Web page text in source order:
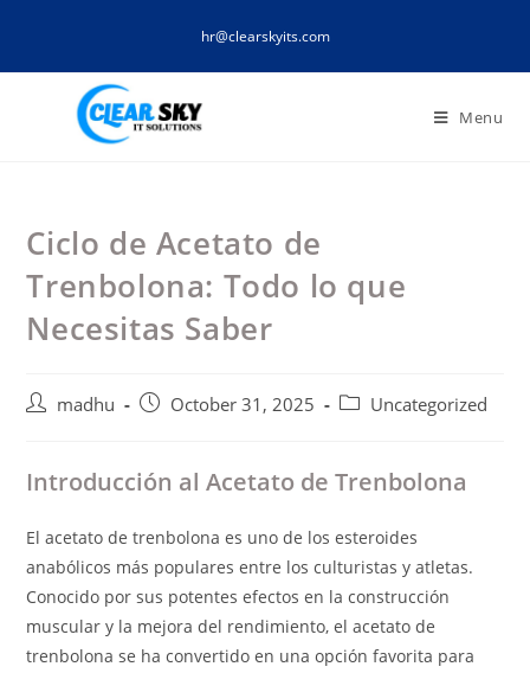
content
hr@clearskyits.com
Menu
Ciclo de Acetato de
Trenbolona: Todo lo que
Necesitas Saber
Postmadhu
PostOctober 31, 2025
PostUncategorized
Introducción al Acetato de Trenbolona
El acetato de trenbolona es uno de los esteroides
anabólicos más populares entre los culturistas y atletas.
Conocido por sus potentes efectos en la construcción
muscular y la mejora del rendimiento, el acetato de
trenbolona se ha convertido en una opción favorita para